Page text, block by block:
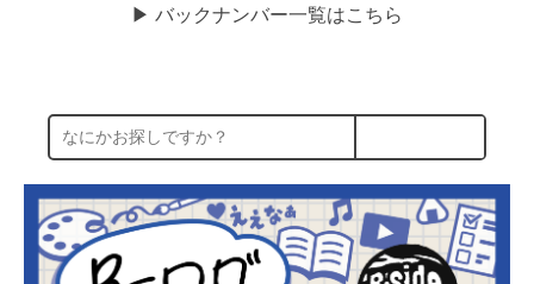
▶︎ バックナンバー一覧はこちら